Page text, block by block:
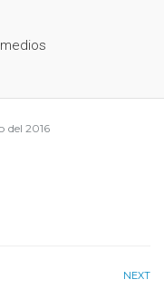
medios
del 2016
NEXT